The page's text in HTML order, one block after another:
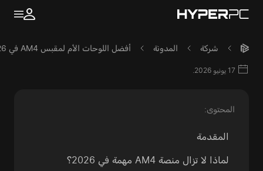
شركة المدونة أفضل اللوحات الأم لمقبس AM4 في 2026: الخيار الأفضلات لتجميع الكمبيوتر
المحتوى:
المقدمة
لماذا لا تزال منصة AM4 مهمة في 2026؟